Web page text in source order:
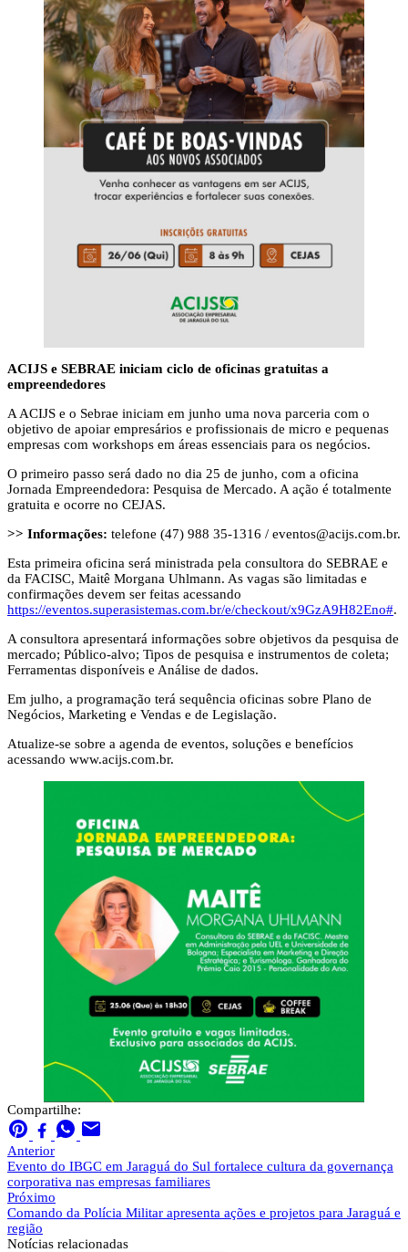
ACIJS e SEBRAE iniciam ciclo de oficinas gratuitas a
empreendedores
A ACIJS e o Sebrae iniciam em junho uma nova parceria com o
objetivo de apoiar empresários e profissionais de micro e pequenas
empresas com workshops em áreas essenciais para os negócios.
O primeiro passo será dado no dia 25 de junho, com a oficina
Jornada Empreendedora: Pesquisa de Mercado. A ação é totalmente
gratuita e ocorre no CEJAS.
>> Informações: telefone (47) 988 35-1316 / eventos@acijs.com.br.
Esta primeira oficina será ministrada pela consultora do SEBRAE e
da FACISC, Maitê Morgana Uhlmann. As vagas são limitadas e
confirmações devem ser feitas acessando
https://eventos.superasistemas.com.br/e/checkout/x9GzA9H82Eno#.
A consultora apresentará informações sobre objetivos da pesquisa de
mercado; Público-alvo; Tipos de pesquisa e instrumentos de coleta;
Ferramentas disponíveis e Análise de dados.
Em julho, a programação terá sequência oficinas sobre Plano de
Negócios, Marketing e Vendas e de Legislação.
Atualize-se sobre a agenda de eventos, soluções e benefícios
acessando www.acijs.com.br.
Compartilhe:
Anterior
Evento do IBGC em Jaraguá do Sul fortalece cultura da governança
corporativa nas empresas familiares
Próximo
Comando da Polícia Militar apresenta ações e projetos para Jaraguá e
região
Notícias relacionadas